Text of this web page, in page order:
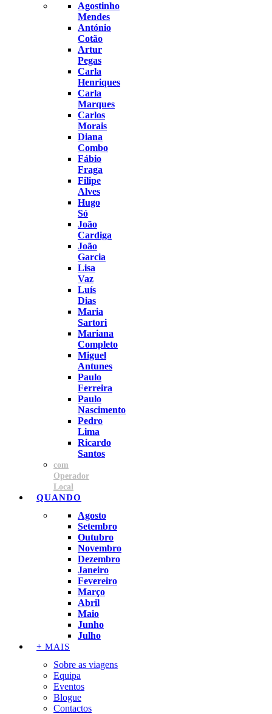
Agostinho
Mendes
António
Cotão
Artur
Pegas
Carla
Henriques
Carla
Marques
Carlos
Morais
Diana
Combo
Fábio
Fraga
Filipe
Alves
Hugo
Só
João
Cardiga
João
Garcia
Lisa
Vaz
Luís
Dias
Maria
Sartori
Mariana
Completo
Miguel
Antunes
Paulo
Ferreira
Paulo
Nascimento
Pedro
Lima
Ricardo
Santos
com
Operador
Local
QUANDO
Agosto
Setembro
Outubro
Novembro
Dezembro
Janeiro
Fevereiro
Março
Abril
Maio
Junho
Julho
+ MAIS
Sobre as viagens
Equipa
Eventos
Blogue
Contactos